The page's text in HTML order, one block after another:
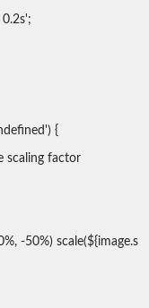
{
factor
50%) scale(${image.s